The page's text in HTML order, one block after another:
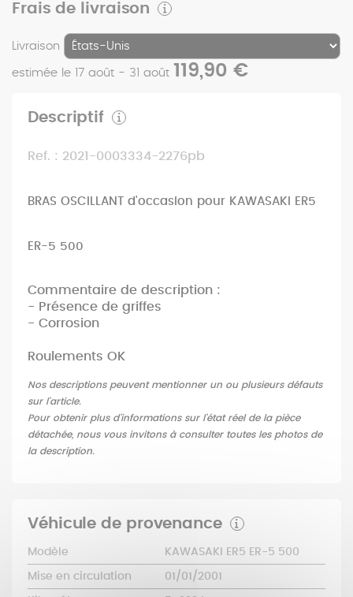
Frais de livraison
Livraison
estimée le 17 août - 31 août 119,90 €
Descriptif
Ref. : 2021-0003334-2276pb
BRAS OSCILLANT d'occasion pour KAWASAKI ER5
ER-5 500
Commentaire de description :
- Présence de griffes
- Corrosion
Roulements OK
Nos descriptions peuvent mentionner un ou plusieurs défauts
sur l'article.
Pour obtenir plus d'informations sur l'état réel de la pièce
détachée, nous vous invitons à consulter toutes les photos de
la description.
Véhicule de provenance
Modèle KAWASAKI ER5 ER-5 500
Mise en circulation 01/01/2001